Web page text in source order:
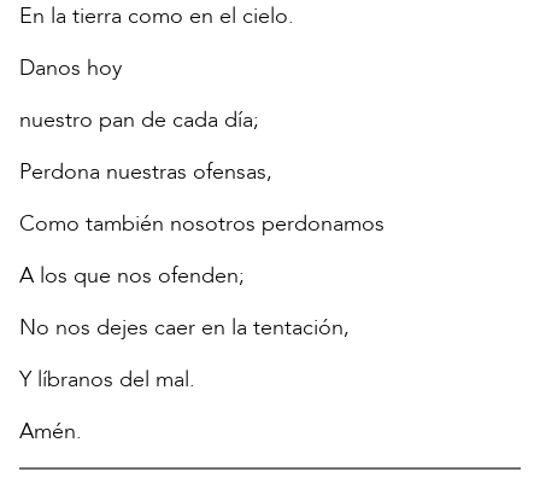
En la tierra como en el cielo.
Danos hoy
nuestro pan de cada día;
Perdona nuestras ofensas,
Como también nosotros perdonamos
A los que nos ofenden;
No nos dejes caer en la tentación,
Y líbranos del mal.
Amén.